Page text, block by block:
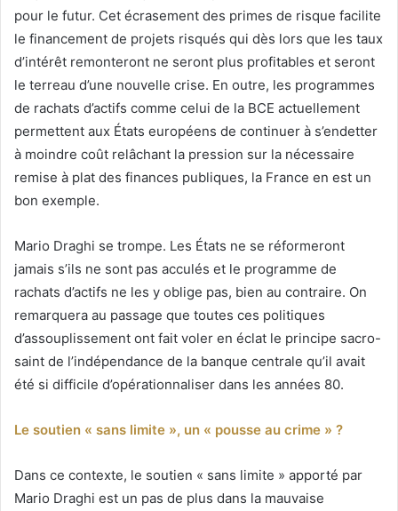
pour le futur. Cet écrasement des primes de risque facilite
le financement de projets risqués qui dès lors que les taux
d’intérêt remonteront ne seront plus profitables et seront
le terreau d’une nouvelle crise. En outre, les programmes
de rachats d’actifs comme celui de la BCE actuellement
permettent aux États européens de continuer à s’endetter
à moindre coût relâchant la pression sur la nécessaire
remise à plat des finances publiques, la France en est un
bon exemple.
Mario Draghi se trompe. Les États ne se réformeront
jamais s’ils ne sont pas acculés et le programme de
rachats d’actifs ne les y oblige pas, bien au contraire. On
remarquera au passage que toutes ces politiques
d’assouplissement ont fait voler en éclat le principe sacro-
saint de l’indépendance de la banque centrale qu’il avait
été si difficile d’opérationnaliser dans les années 80.
Le soutien « sans limite », un « pousse au crime » ?
Dans ce contexte, le soutien « sans limite » apporté par
Mario Draghi est un pas de plus dans la mauvaise